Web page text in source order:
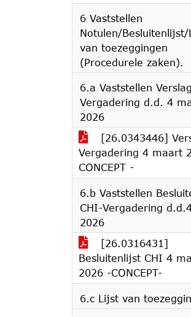
6 Vaststellen
Notulen/Besluitenlijst/
van toezeggingen
(Procedurele zaken).
6.a Vaststellen
Vergadering d.d. 4
2026
[26.0343446]
Vergadering 4 maart
CONCEPT -
6.b Vaststellen
CHI-Vergadering
2026
[26.0316431]
Besluitenlijst CHI 4
2026 -CONCEPT-
6.c Lijst van